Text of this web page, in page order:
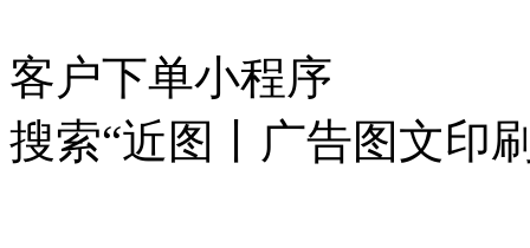
客户下单小程序
搜索“近图丨广告图文印